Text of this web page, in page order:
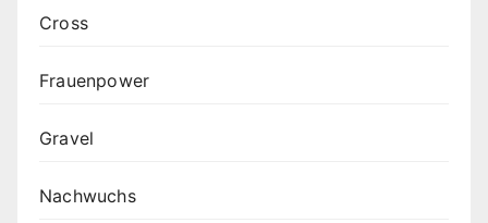
Cross
Frauenpower
Gravel
Nachwuchs